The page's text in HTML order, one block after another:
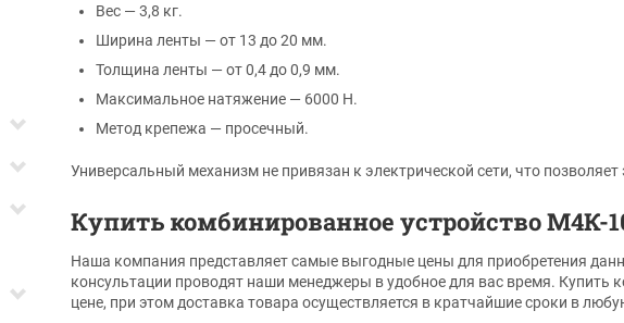
Вес — 3,8 кг.
Ширина ленты — от 13 до 20 мм.
Толщина ленты — от 0,4 до 0,9 мм.
Максимальное натяжение — 6000 Н.
Метод крепежа — просечный.
Универсальный механизм не привязан к электрической сети, что
Купить комбинированное устройство М4К-
Наша компания представляет самые выгодные цены для приобретения
консультации проводят наши менеджеры в удобное для вас время.
цене, при этом доставка товара осуществляется в кратчайшие сроки в